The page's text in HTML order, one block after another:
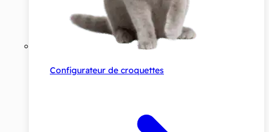
Configurateur de croquettes